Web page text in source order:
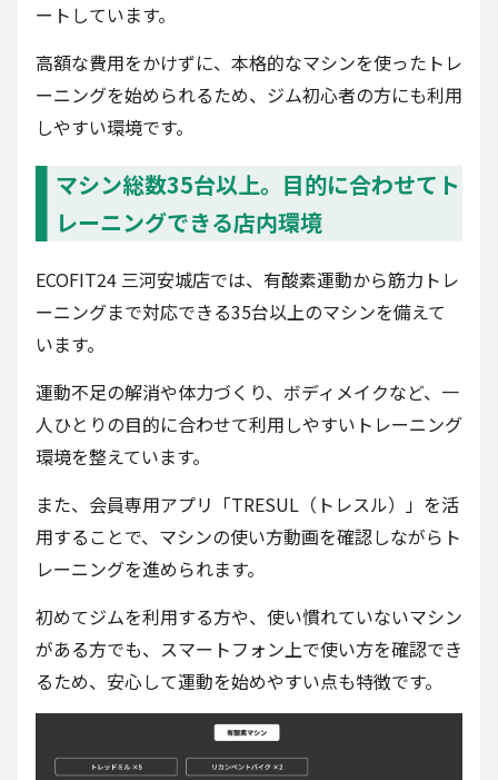
ートしています。
高額な費用をかけずに、本格的なマシンを使ったトレ
ーニングを始められるため、ジム初心者の方にも利用
しやすい環境です。
マシン総数35台以上。目的に合わせてト
レーニングできる店内環境
ECOFIT24 三河安城店では、有酸素運動から筋力トレ
ーニングまで対応できる35台以上のマシンを備えて
います。
運動不足の解消や体力づくり、ボディメイクなど、一
人ひとりの目的に合わせて利用しやすいトレーニング
環境を整えています。
また、会員専用アプリ「TRESUL（トレスル）」を活
用することで、マシンの使い方動画を確認しながらト
レーニングを進められます。
初めてジムを利用する方や、使い慣れていないマシン
がある方でも、スマートフォン上で使い方を確認でき
るため、安心して運動を始めやすい点も特徴です。